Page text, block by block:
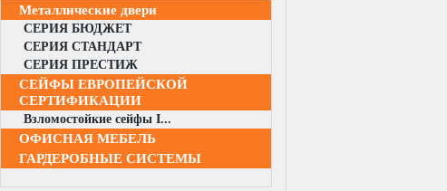
Металлические двери
СЕРИЯ БЮДЖЕТ
СЕРИЯ СТАНДАРТ
СЕРИЯ ПРЕСТИЖ
СЕЙФЫ ЕВРОПЕЙСКОЙ
СЕРТИФИКАЦИИ
Взломостойкие сейфы I...
ОФИСНАЯ МЕБЕЛЬ
ГАРДЕРОБНЫЕ СИСТЕМЫ